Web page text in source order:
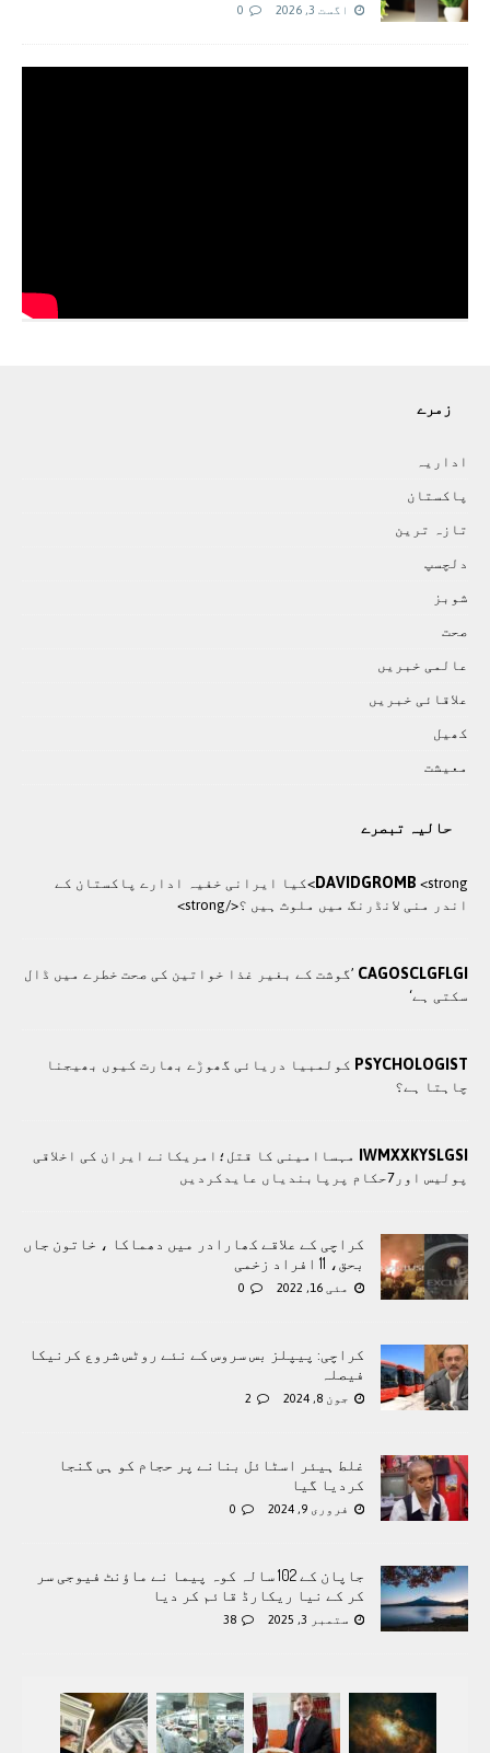
اگست 3, 2026 0
زمرے
اداريہ
پاکستان
تازہ ترين
دلچسپ
شوبز
صحت
عالمی خبريں
علاقائی خبريں
کھيل
معيشت
حالیہ تبصرے
DAVIDGROMB<strong>کيا ایرانی خفيہ ادارے پاکستان کے
اندر منی لانڈرنگ ميں ملوث ہيں ؟</strong>
CAGOSCLGFLGI ’گوشت کے بغیر غذا خواتین کی صحت خطرے میں ڈال
سکتی ہے‘
PSYCHOLOGIST کولمبیا دریائی گھوڑے بھارت کیوں بھیجنا
چاہتا ہے؟
IWMXXKYSLGSI مہساامینی کا قتل؛امریکانے ایران کی اخلاقی
پولیس اور7حکام پرپابندیاں عایدکردیں
کراچی کے علاقے کھارادر میں دھماکا ، خاتون جاں
بحق، 11 افراد زخمی
مئی 16, 2022 0
کراچی: پیپلز بس سروس کے نئے روٹس شروع کرنیکا
فیصلہ
جون 8, 2024 2
غلط ہیئر اسٹائل بنانے پر حجام کو ہی گنجا
کردیا گیا
فروری 9, 2024 0
جاپان کے 102 سالہ کوہ پیما نے ماؤنٹ فیوجی سر
کر کے نیا ریکارڈ قائم کر دیا
ستمبر 3, 2025 38